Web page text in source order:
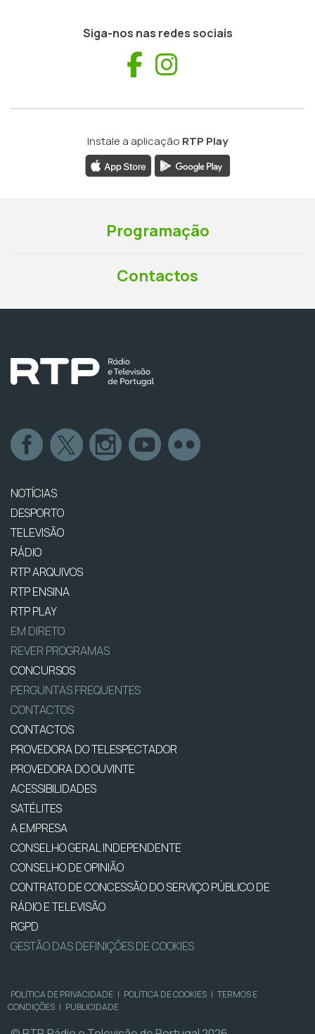
Siga-nos nas redes sociais
Facebook
Instale a aplicação RTP Play
Programação
Contactos
NOTÍCIAS
DESPORTO
TELEVISÃO
RÁDIO
RTP ARQUIVOS
RTP ENSINA
RTP PLAY
EM DIRETO
REVER PROGRAMAS
CONCURSOS
PERGUNTAS FREQUENTES
CONTACTOS
CONTACTOS
PROVEDORA DO TELESPECTADOR
PROVEDORA DO OUVINTE
ACESSIBILIDADES
SATÉLITES
A EMPRESA
CONSELHO GERAL INDEPENDENTE
CONSELHO DE OPINIÃO
CONTRATO DE CONCESSÃO DO SERVIÇO PÚBLICO DE
RÁDIO E TELEVISÃO
RGPD
GESTÃO DAS DEFINIÇÕES DE COOKIES
POLÍTICA DE PRIVACIDADE | POLÍTICA DE COOKIES | TERMOS E
CONDIÇÕES | PUBLICIDADE